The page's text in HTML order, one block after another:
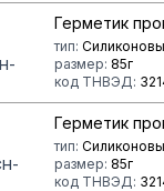
Герметик
тип:
размер: 85г
код ТНВЭД:
Герметик
тип:
размер: 85г
код ТНВЭД: